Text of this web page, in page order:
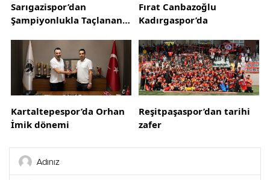
Sarıgazispor’dan
Şampiyonlukla Taçlanan
Fırat Canbazoğlu
Kadırgaspor’da
Kartaltepespor’da Orhan
İmik dönemi
Reşitpaşaspor’dan tarihi
zafer